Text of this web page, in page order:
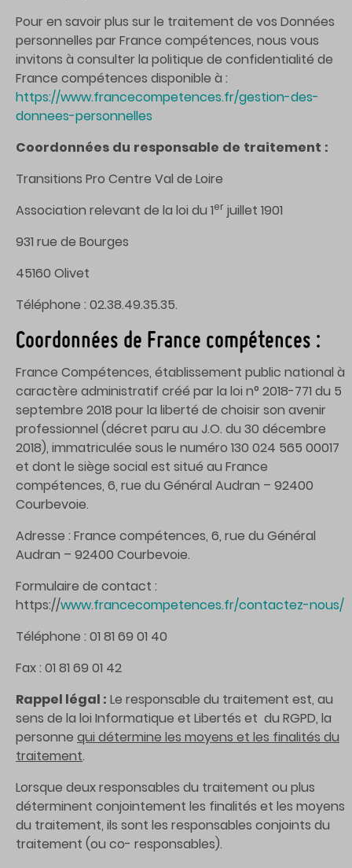
Pour en savoir plus sur le traitement de vos Données
personnelles par France compétences, nous vous
invitons à consulter la politique de confidentialité de
France compétences disponible à :
https://www.francecompetences.fr/gestion-des-
donnees-personnelles
Coordonnées du responsable de traitement :
Transitions Pro Centre Val de Loire
Association relevant de la loi du 1er juillet 1901
931 rue de Bourges
45160 Olivet
Téléphone : 02.38.49.35.35.
Coordonnées de France compétences :
France Compétences, établissement public national à
caractère administratif créé par la loi n° 2018-771 du 5
septembre 2018 pour la liberté de choisir son avenir
professionnel (décret paru au J.O. du 30 décembre
2018), immatriculée sous le numéro 130 024 565 00017
et dont le siège social est situé au France
compétences, 6, rue du Général Audran – 92400
Courbevoie.
Adresse : France compétences, 6, rue du Général
Audran – 92400 Courbevoie.
Formulaire de contact :
https://www.francecompetences.fr/contactez-nous/
Téléphone : 01 81 69 01 40
Fax : 01 81 69 01 42
Rappel légal : Le responsable du traitement est, au
sens de la loi Informatique et Libertés et du RGPD, la
personne qui détermine les moyens et les finalités du
traitement.
Lorsque deux responsables du traitement ou plus
déterminent conjointement les finalités et les moyens
du traitement, ils sont les responsables conjoints du
traitement (ou co- responsables).